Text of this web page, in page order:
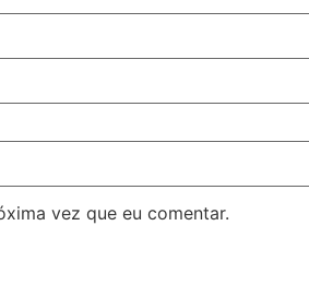
vez que eu comentar.